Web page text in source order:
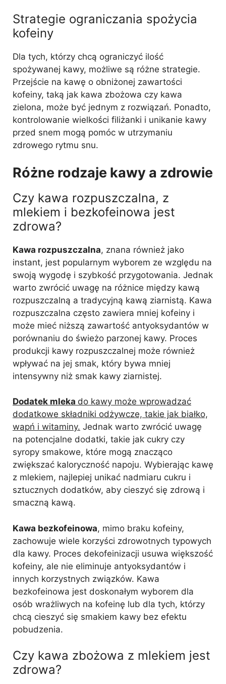
Strategie ograniczania spożycia
kofeiny
Dla tych, którzy chcą ograniczyć ilość
spożywanej kawy, możliwe są różne strategie.
Przejście na kawę o obniżonej zawartości
kofeiny, taką jak kawa zbożowa czy kawa
zielona, może być jednym z rozwiązań. Ponadto,
kontrolowanie wielkości filiżanki i unikanie kawy
przed snem mogą pomóc w utrzymaniu
zdrowego rytmu snu.
Różne rodzaje kawy a zdrowie
Czy kawa rozpuszczalna, z
mlekiem i bezkofeinowa jest
zdrowa?
Kawa rozpuszczalna, znana również jako
instant, jest popularnym wyborem ze względu na
swoją wygodę i szybkość przygotowania. Jednak
warto zwrócić uwagę na różnice między kawą
rozpuszczalną a tradycyjną kawą ziarnistą. Kawa
rozpuszczalna często zawiera mniej kofeiny i
może mieć niższą zawartość antyoksydantów w
porównaniu do świeżo parzonej kawy. Proces
produkcji kawy rozpuszczalnej może również
wpływać na jej smak, który bywa mniej
intensywny niż smak kawy ziarnistej.
Dodatek mleka do kawy może wprowadzać
dodatkowe składniki odżywcze, takie jak białko,
wapń i witaminy. Jednak warto zwrócić uwagę
na potencjalne dodatki, takie jak cukry czy
syropy smakowe, które mogą znacząco
zwiększać kaloryczność napoju. Wybierając kawę
z mlekiem, najlepiej unikać nadmiaru cukru i
sztucznych dodatków, aby cieszyć się zdrową i
smaczną kawą.
Kawa bezkofeinowa, mimo braku kofeiny,
zachowuje wiele korzyści zdrowotnych typowych
dla kawy. Proces dekofeinizacji usuwa większość
kofeiny, ale nie eliminuje antyoksydantów i
innych korzystnych związków. Kawa
bezkofeinowa jest doskonałym wyborem dla
osób wrażliwych na kofeinę lub dla tych, którzy
chcą cieszyć się smakiem kawy bez efektu
pobudzenia.
Czy kawa zbożowa z mlekiem jest
zdrowa?